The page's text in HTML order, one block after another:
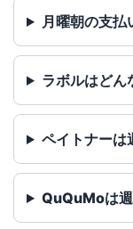
月曜朝の支払
ラボルはどん
ペイトナーは
QuQuMoは